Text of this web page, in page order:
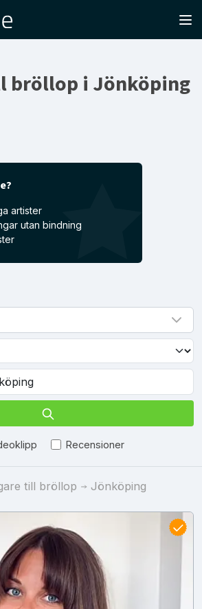
bröllop i Jönköping
artister
utan bindning
Recensioner
till bröllop Jönköping